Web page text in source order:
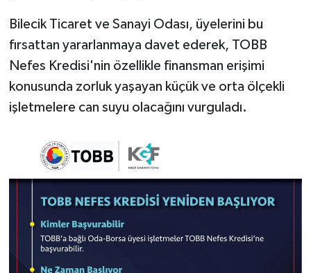
Bilecik Ticaret ve Sanayi Odası, üyelerini bu
fırsattan yararlanmaya davet ederek, TOBB
Nefes Kredisi'nin özellikle finansman erişimi
konusunda zorluk yaşayan küçük ve orta ölçekli
işletmelere can suyu olacağını vurguladı.